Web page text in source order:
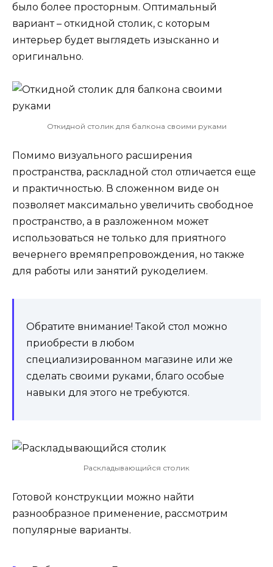
было более просторным. Оптимальный
вариант – откидной столик, с которым
интерьер будет выглядеть изысканно и
оригинально.
Откидной столик для балкона своими руками
Помимо визуального расширения
пространства, раскладной стол отличается еще
и практичностью. В сложенном виде он
позволяет максимально увеличить свободное
пространство, а в разложенном может
использоваться не только для приятного
вечернего времяпрепровождения, но также
для работы или занятий рукоделием.
Обратите внимание! Такой стол можно
приобрести в любом
специализированном магазине или же
сделать своими руками, благо особые
навыки для этого не требуются.
Раскладывающийся столик
Готовой конструкции можно найти
разнообразное применение, рассмотрим
популярные варианты.